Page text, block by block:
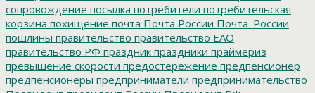
сопровождение посылка потребители потребительская
корзина похищение почта Почта России Почта_России
пошлины правительство правительство ЕАО
правительство РФ праздник праздники праймериз
превышение скорости предостережение предпенсионер
предпенсионеры предприниматели предпринимательство